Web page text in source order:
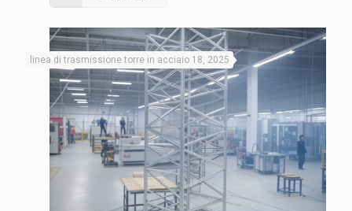
linea di trasmissione torre in acciaio 18, 2025